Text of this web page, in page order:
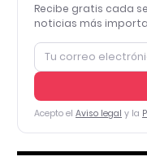
Recibe gratis cada
noticias más
Acepto el Aviso legal y la